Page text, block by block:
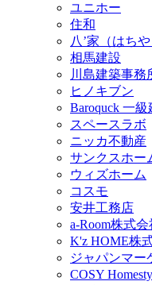
ユニホー
住和
八’家（はちや
相馬建設
川島建築事務
ヒノキブン
Baroquck 一
スペースラボ
ニッカ不動産
サンクスホー
ウィズホーム
コスモ
安井工務店
a-Room株式会
K'z HOME株
ジャパンマー
COSY